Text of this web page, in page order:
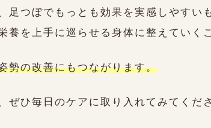
足つぼでもっとも効果を実感しやすい
養を上手に巡らせる身体に整えていく
勢の改善にもつながります。
ぜひ毎日のケアに取り入れてみてくだ